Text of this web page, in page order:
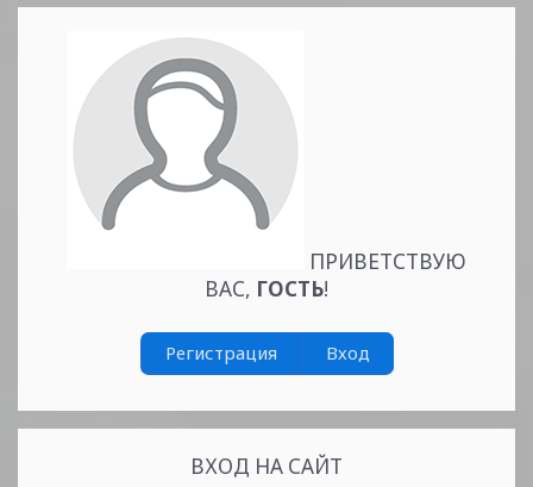
дальше »
ПРИВЕТСТВУЮ
ВАС, ГОСТЬ!
Регистрация Вход
ВХОД НА САЙТ